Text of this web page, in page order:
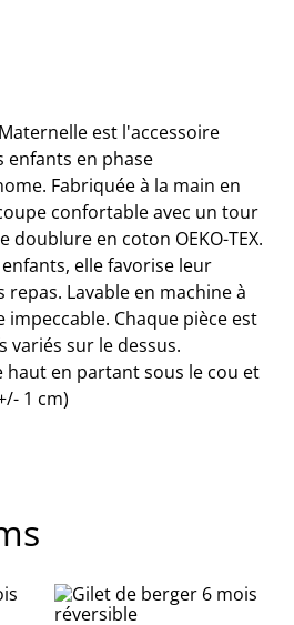
est l'accessoire
enfants en phase
Fabriquée à la main en
confortable avec un tour
doublure en coton OEKO-TEX.
elle favorise leur
Lavable en machine à
impeccable. Chaque pièce est
variés sur le dessus.
haut en partant sous le cou et
1 cm)